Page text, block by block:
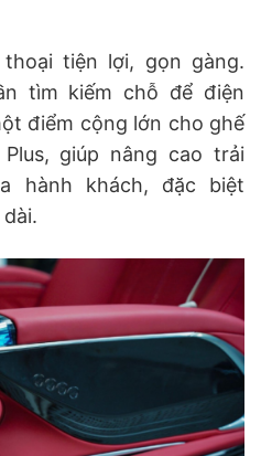
tiện lợi, gọn gàng.
tìm kiếm chỗ để điện
điểm cộng lớn cho ghế
giúp nâng cao trải
hành khách, đặc biệt